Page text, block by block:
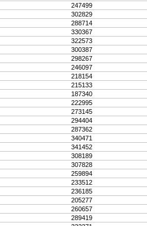
247499
302829
288714
330367
322573
300387
298267
246097
218154
215133
187340
222995
273145
294404
287362
340471
341452
308189
307828
259894
233512
236185
205277
260657
289419